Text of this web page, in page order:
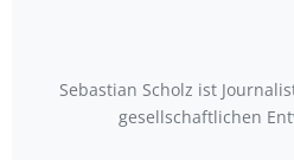
Sebastian Scholz ist
gesellschaftlichen